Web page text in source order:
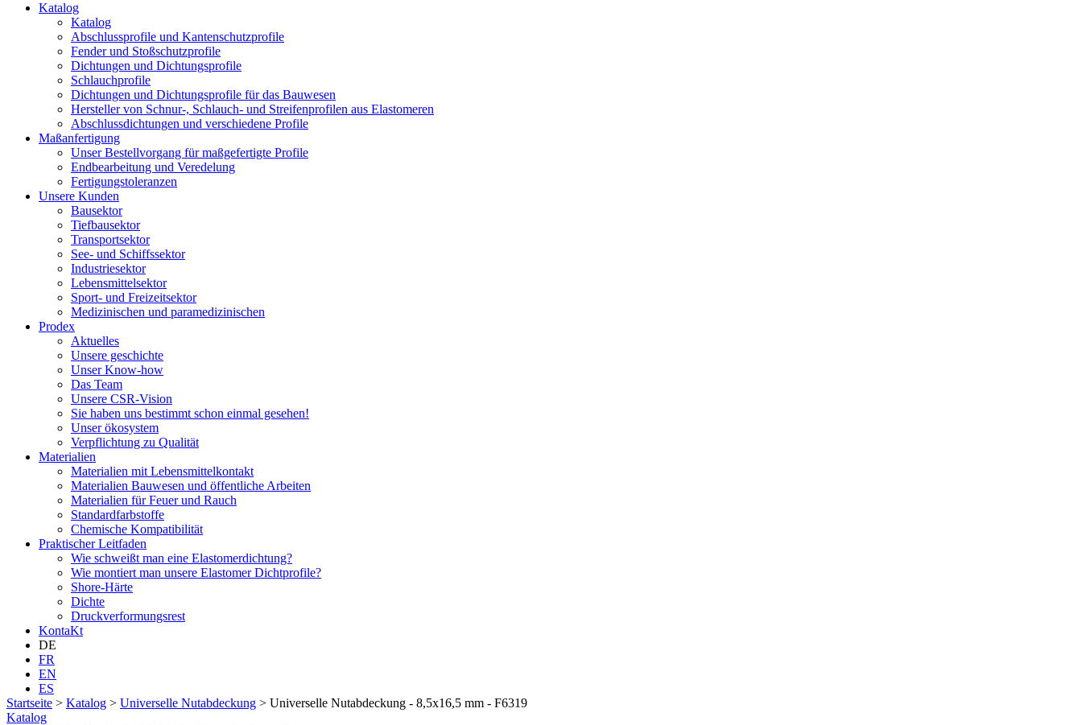
Katalog
Katalog
Abschlussprofile und Kantenschutzprofile
Fender und Stoßschutzprofile
Dichtungen und Dichtungsprofile
Schlauchprofile
Dichtungen und Dichtungsprofile für das Bauwesen
Hersteller von Schnur-, Schlauch- und Streifenprofilen aus Elastomeren
Abschlussdichtungen und verschiedene Profile
Maßanfertigung
Unser Bestellvorgang für maßgefertigte Profile
Endbearbeitung und Veredelung
Fertigungstoleranzen
Unsere Kunden
Bausektor
Tiefbausektor
Transportsektor
See- und Schiffssektor
Industriesektor
Lebensmittelsektor
Sport- und Freizeitsektor
Medizinischen und paramedizinischen
Prodex
Aktuelles
Unsere geschichte
Unser Know-how
Das Team
Unsere CSR-Vision
Sie haben uns bestimmt schon einmal gesehen!
Unser ökosystem
Verpflichtung zu Qualität
Materialien
Materialien mit Lebensmittelkontakt
Materialien Bauwesen und öffentliche Arbeiten
Materialien für Feuer und Rauch
Standardfarbstoffe
Chemische Kompatibilität
Praktischer Leitfaden
Wie schweißt man eine Elastomerdichtung?
Wie montiert man unsere Elastomer Dichtprofile?
Shore-Härte
Dichte
Druckverformungsrest
KontaKt
DE
FR
EN
ES
Startseite > Katalog > Universelle Nutabdeckung > Universelle Nutabdeckung - 8,5x16,5 mm - F6319
Katalog